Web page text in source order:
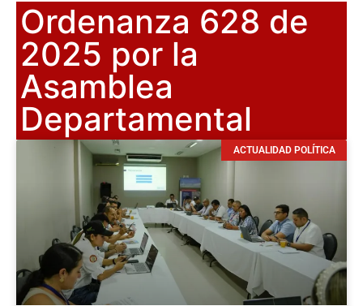
Ordenanza 628 de
2025 por la
Asamblea
Departamental
ACTUALIDAD POLÍTICA